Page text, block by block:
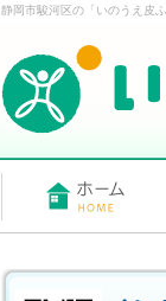
静岡市駿河区の「いのうえ皮